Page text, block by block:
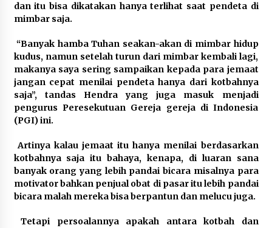
dan itu bisa dikatakan hanya terlihat saat pendeta di
mimbar saja.
“Banyak hamba Tuhan seakan-akan di mimbar hidup
kudus, namun setelah turun dari mimbar kembali lagi,
makanya saya sering sampaikan kepada para jemaat
jangan cepat menilai pendeta hanya dari kotbahnya
saja”, tandas Hendra yang juga masuk menjadi
pengurus Peresekutuan Gereja gereja di Indonesia
(PGI) ini.
Artinya kalau jemaat itu hanya menilai berdasarkan
kotbahnya saja itu bahaya, kenapa, di luaran sana
banyak orang yang lebih pandai bicara misalnya para
motivator bahkan penjual obat di pasar itu lebih pandai
bicara malah mereka bisa berpantun dan melucu juga.
Tetapi persoalannya apakah antara kotbah dan